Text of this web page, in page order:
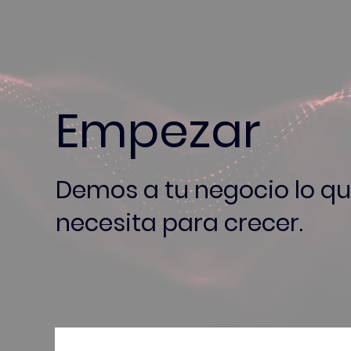
Empezar
Demos a tu negocio lo
necesita para crecer.